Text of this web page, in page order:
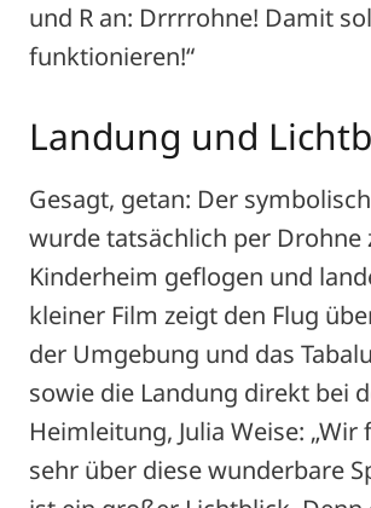
und R an: Drrrrohne! Damit
funktionieren!“
Landung und
Gesagt, getan: Der
wurde tatsächlich per Drohne
Kinderheim geflogen und
kleiner Film zeigt den Flug
der Umgebung und das
sowie die Landung direkt bei
Heimleitung, Julia Weise: „Wir
sehr über diese wunderbare